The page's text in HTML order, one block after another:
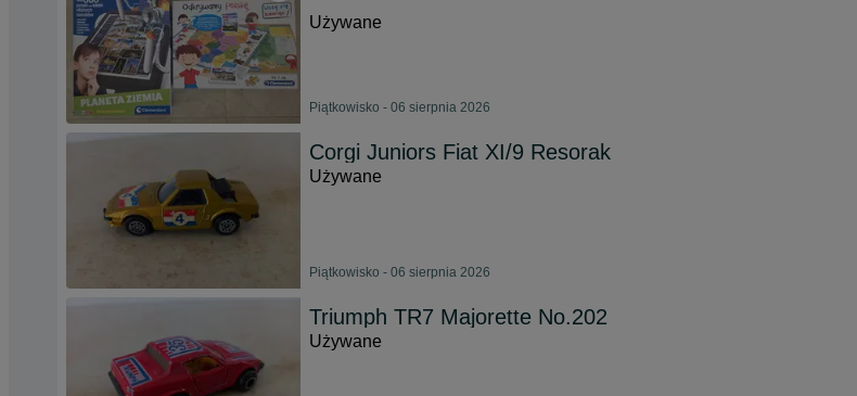
Używane
Piątkowisko - 06 sierpnia 2026
Corgi Juniors Fiat XI/9 Resorak
Używane
Piątkowisko - 06 sierpnia 2026
Triumph TR7 Majorette No.202
Używane